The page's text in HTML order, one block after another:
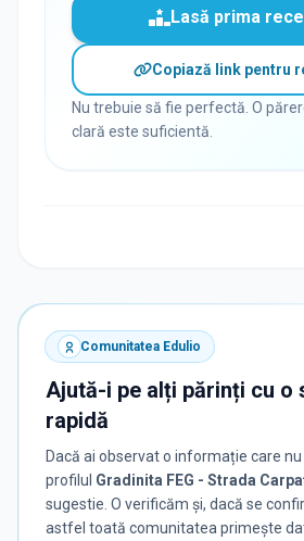
Lasă prima
Copiază link pentru
Nu trebuie să fie perfectă. O
clară este suficientă.
Comunitatea Edulio
Ajută-i pe alți părinți cu o
rapidă
Dacă ai observat o informație care
profilul Gradinita FEG - Strada
sugestie. O verificăm și, dacă se
astfel toată comunitatea primește